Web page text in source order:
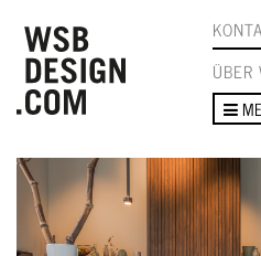
ÜBER